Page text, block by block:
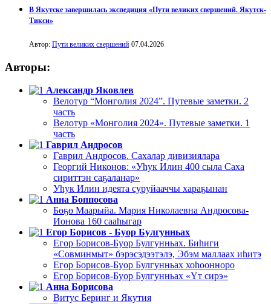
В Якутске завершилась экспедиция «Пути великих свершений. Якутск-
Тикси»
Автор: Пути великих свершений 07.04.2026
Авторы:
Александр Яковлев
Велотур “Монголия 2024”. Путевые заметки. 2
часть
Велотур «Монголия 2024». Путевые заметки. 1
часть
Гаврил Андросов
Гаврил Андросов. Сахалар дивизиялара
Георгий Никонов: «Уһук Илин 400 сыла Саха
сириттэн саҕаланар»
Уһук Илин идеята суруйааччы хараҕынан
Анна Боппосова
Бөҕө Маарыйа. Мария Николаевна Андросова-
Ионова 160 сааһыгар
Егор Борисов - Буор Булгунньах
Егор Борисов-Буор Булгунньах. Биһиги
«Совминмыт» бэрэсэдээтэлэ, Эбэм маллаах иһитэ
Егор Борисов-Буор Булгунньах хоһоонноро
Егор Борисов-Буор Булгунньах «Үт сирэ»
Анна Борисова
Витус Беринг и Якутия